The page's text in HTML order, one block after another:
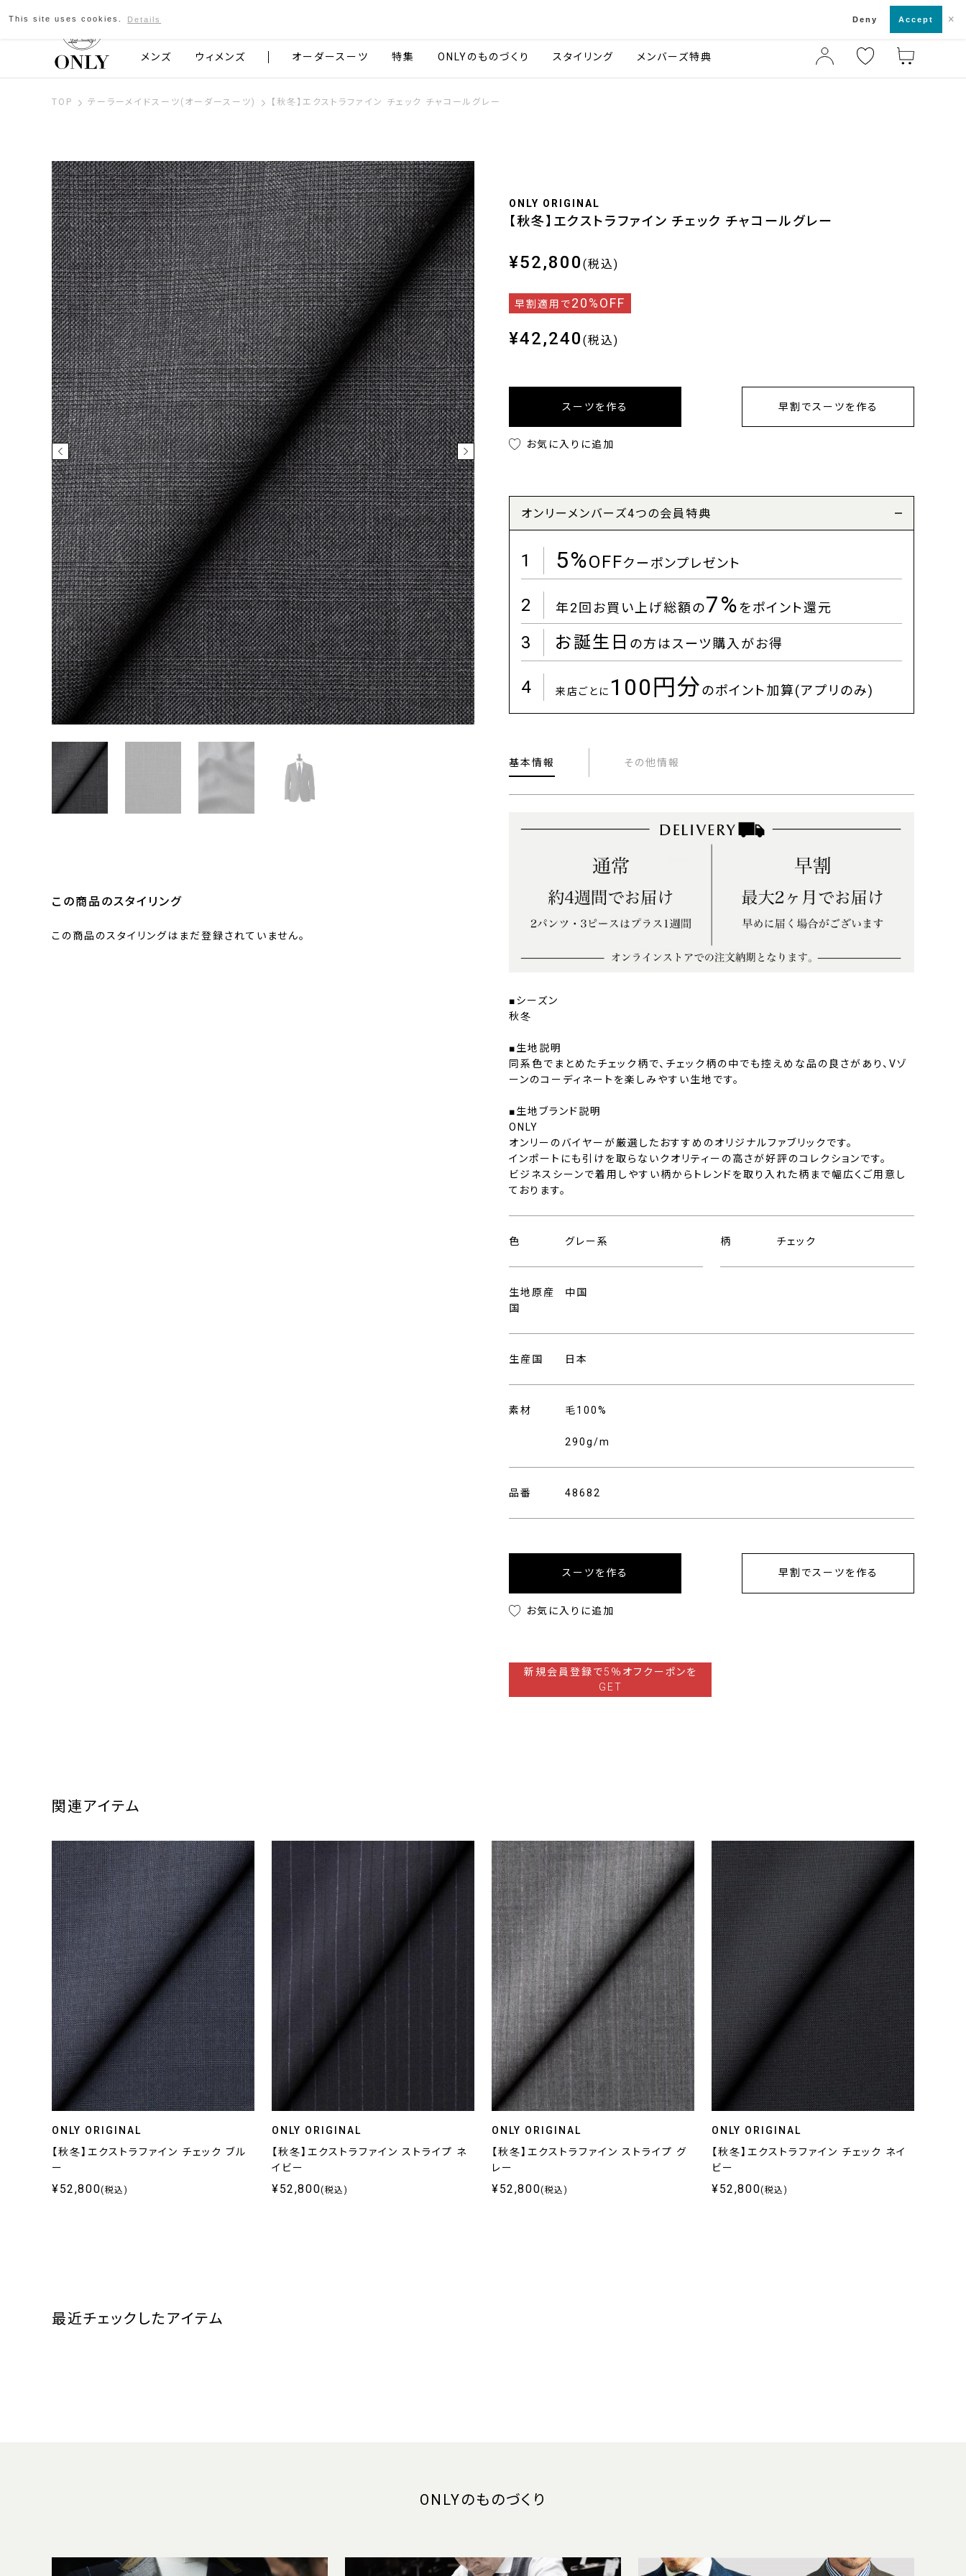
京都発のスーツブランド ONLY
メンズ ウィメンズ オーダースーツ 特集 ONLYのものづくり スタイリング メンバーズ特典
TOP テーラーメイドスーツ(オーダースーツ) 【秋冬】エクストラファイン チェック チャコールグレー
ONLY ORIGINAL
【秋冬】エクストラファイン チェック チャコールグレー
¥52,800 (税込)
早割適用で20%OFF
¥42,240 (税込)
スーツを作る 早割でスーツを作る
お気に入りに追加
オンリーメンバーズ4つの会員特典
1 5%OFFクーポンプレゼント
2 年2回お買い上げ総額の7%をポイント還元
3 お誕生日 の方はスーツ購入がお得
4 来店ごとに 100円分のポイント加算(アプリのみ)
基本情報 その他情報
■シーズン
秋冬
■生地説明
同系色でまとめたチェック柄で、チェック柄の中でも控えめな品の良さがあり、Vゾ
ーンのコーディネートを楽しみやすい生地です。
■生地ブランド説明
ONLY
オンリーのバイヤーが厳選したおすすめのオリジナルファブリックです。
インポートにも引けを取らないクオリティーの高さが好評のコレクションです。
ビジネスシーンで着用しやすい柄からトレンドを取り入れた柄まで幅広くご用意し
ております。
色 グレー系 柄 チェック
生地原産
国
中国
生産国 日本
素材 毛100%
290g/m
品番 48682
スーツを作る 早割でスーツを作る
お気に入りに追加
新規会員登録で5％オフクーポンを
GET
この商品のスタイリング
この商品のスタイリングはまだ登録されていません。
関連アイテム
ONLY ORIGINAL
【秋冬】エクストラファイン チェック ブル
ー
¥52,800(税込)
ONLY ORIGINAL
【秋冬】エクストラファイン ストライプ ネ
イビー
¥52,800(税込)
ONLY ORIGINAL
【秋冬】エクストラファイン ストライプ グ
レー
¥52,800(税込)
ONLY ORIGINAL
【秋冬】エクストラファイン チェック ネイ
ビー
¥52,800(税込)
最近チェックしたアイテム
ONLYのものづくり
This site uses cookies. Details Deny Accept ×